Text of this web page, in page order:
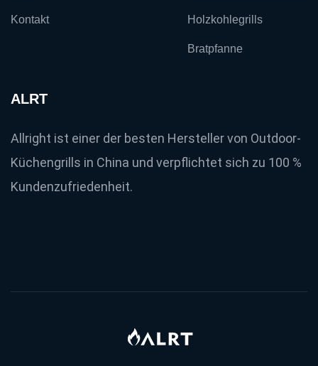
Kontakt Holzkohlegrills
Bratpfanne
ALRT
Allright ist einer der besten Hersteller von Outdoor-
Küchengrills in China und verpflichtet sich zu 100 %
Kundenzufriedenheit.